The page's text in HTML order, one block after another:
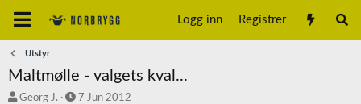
Logg inn Registrer
Utstyr
Maltmølle - valgets kval...
T
Georg J.
S7 Jun 2012